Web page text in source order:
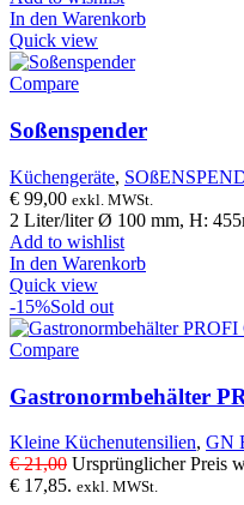
In den Warenkorb
Quick view
Compare
Soßenspender
Küchengeräte,
€ 99,00 exkl. MWSt.
2 Liter/liter Ø 100 mm, H:
Add to wishlist
In den Warenkorb
Quick view
-15%Sold out
Compare
Gastronormbehälter
Kleine Küchenutensilien, GN
€21,00 Ursprünglicher Preis
€ 17,85. exkl. MWSt.